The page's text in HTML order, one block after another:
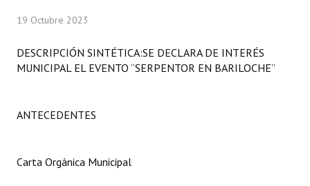
LEGISLACIÓN
19 Octubre 2023
DESCRIPCIÓN SINTÉTICA:SE DECLARA DE INTERÉS
MUNICIPAL EL EVENTO “SERPENTOR EN BARILOCHE”
ANTECEDENTES
Carta Orgánica Municipal